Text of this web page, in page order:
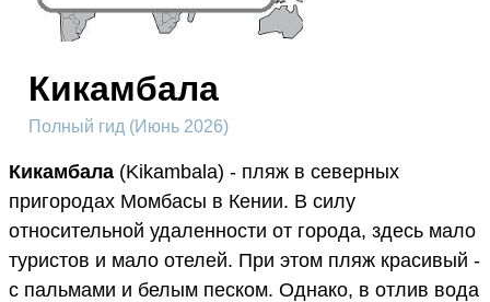
Кикамбала
Полный гид (Июнь 2026)
Кикамбала (Kikambala) - пляж в северных
пригородах Момбасы в Кении. В силу
относительной удаленности от города, здесь мало
туристов и мало отелей. При этом пляж красивый -
с пальмами и белым песком. Однако, в отлив вода